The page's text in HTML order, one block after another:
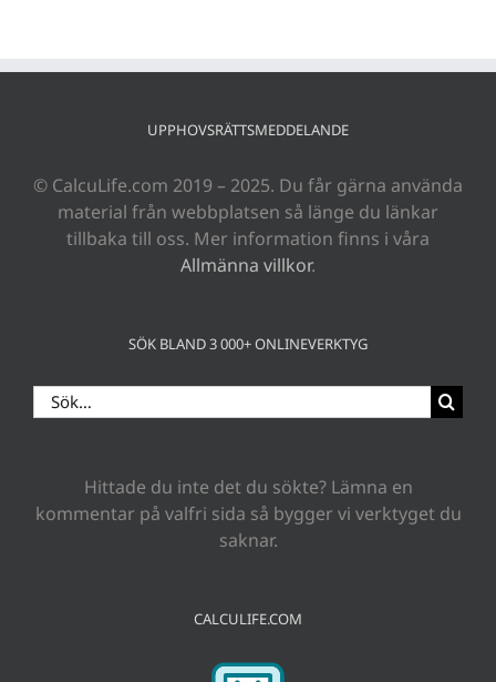
UPPHOVSRÄTTSMEDDELANDE
© CalcuLife.com 2019 – 2025. Du får gärna använda
material från webbplatsen så länge du länkar
tillbaka till oss. Mer information finns i våra
Allmänna villkor.
SÖK BLAND 3 000+ ONLINEVERKTYG
Sök
efter:
Hittade du inte det du sökte? Lämna en
kommentar på valfri sida så bygger vi verktyget du
saknar.
CALCULIFE.COM